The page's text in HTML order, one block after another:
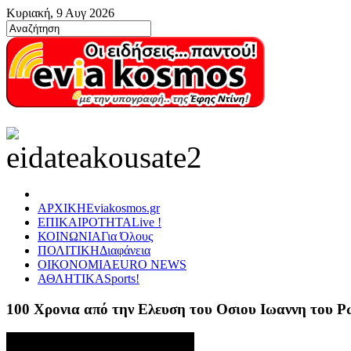
Κυριακή, 9 Αυγ 2026
ΑΡΧΙΚΗEviakosmos.gr
ΕΠΙΚΑΙΡΟΤΗΤΑLive !
ΚΟΙΝΩΝΙΑΓια Όλους
ΠΟΛΙΤΙΚΗΔιαφάνεια
ΟΙΚΟΝΟΜΙΑEURO NEWS
ΑΘΛΗΤΙΚΑSports!
100 Χρονια από την Ελευση του Οσιου Ιωαννη του